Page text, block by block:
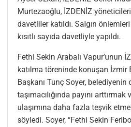
Murtezaoğlu, İZDENİZ
davetliler katıldı. Salgın
kısıtlı sayıda davetliyle yapıldı.
Fethi Sekin Arabalı Vapur’unun
katılma töreninde konuşan İzmir
Başkanı Tunç Soyer, belediyenin
taşımacılığında payını
ulaşımına daha fazla teşvik
söyledi. Soyer, “Fethi Sekin